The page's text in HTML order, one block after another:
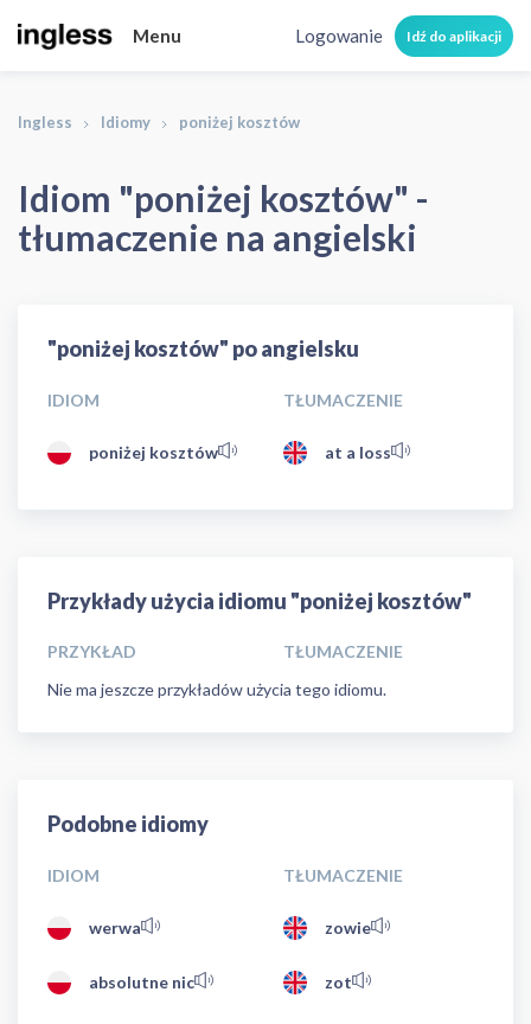
Menu Logowanie Idź do aplikacji
Ingless Idiomy poniżej kosztów
Idiom "poniżej kosztów" -
tłumaczenie na angielski
"poniżej kosztów" po angielsku
IDIOM TŁUMACZENIE
poniżej kosztów at a loss
Przykłady użycia idiomu "poniżej kosztów"
PRZYKŁAD
TŁUMACZENIE
Nie ma jeszcze przykładów użycia tego idiomu.
Podobne idiomy
IDIOM TŁUMACZENIE
werwa zowie
absolutne nic zot